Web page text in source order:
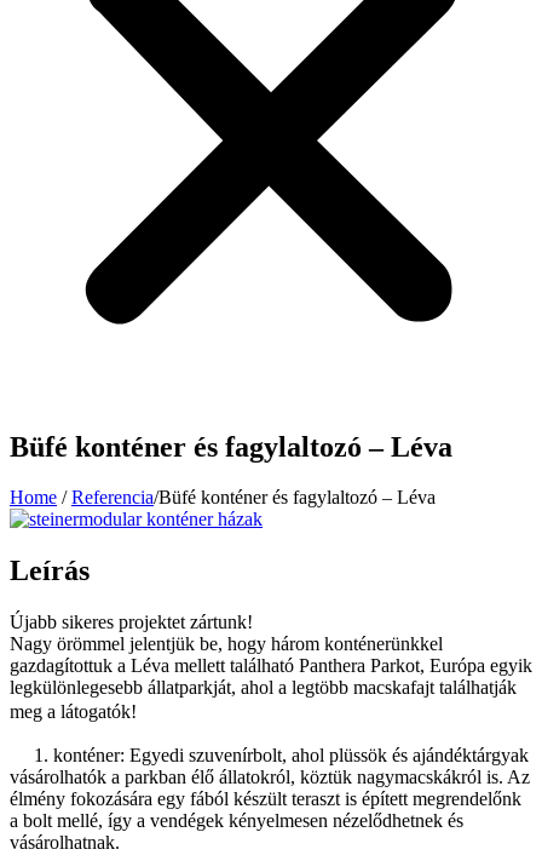
Büfé konténer és fagylaltozó – Léva
Home / Referencia/Büfé konténer és fagylaltozó – Léva
Leírás
Újabb sikeres projektet zártunk!
Nagy örömmel jelentjük be, hogy három konténerünkkel
gazdagítottuk a Léva mellett található Panthera Parkot, Európa egyik
legkülönlegesebb állatparkját, ahol a legtöbb macskafajt találhatják
meg a látogatók!
1. konténer: Egyedi szuvenírbolt, ahol plüssök és ajándéktárgyak
vásárolhatók a parkban élő állatokról, köztük nagymacskákról is. Az
élmény fokozására egy fából készült teraszt is épített megrendelőnk
a bolt mellé, így a vendégek kényelmesen nézelődhetnek és
vásárolhatnak.